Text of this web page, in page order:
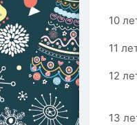
10
11
12
13